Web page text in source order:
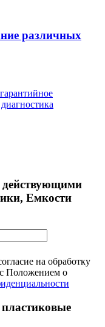
различных
действующими
Емкости
на обработку
Положением о